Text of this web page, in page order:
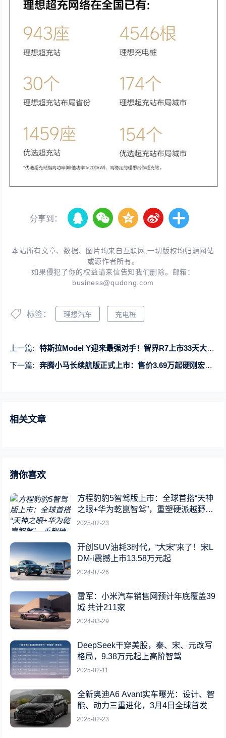
分享到：
本站所有文章、数据、图片均来自互联网,一切版权均归源网站
或源作者所有。
如果侵犯了你的权益请来信告知我们删除。邮箱：
business@qudong.com
标签： 理想汽车 充电桩
上一篇:
特斯拉Model Y迎来最强对手！智界R7上市33天大定超3万台
下一篇:
奔腾小马长续航版正式上市：售价3.69万起硬刚宏光MINI
相关文章
猜你喜欢
方程豹豹5智驾版上市：全球首搭“天神
之眼+华为乾崑智驾”，重塑硬派越野新
标杆
2025-02-23
开创SUV油耗3时代，“大宋”来了！宋L
DM-i震撼上市13.58万元起
2024-07-26
雷军：小米汽车销售网预计年底覆盖39
城 共计211家
2024-03-29
DeepSeek干穿美股，秦、宋、元改写
格局，9.38万元起上高阶智驾
2025-02-11
全新奥迪A6 Avant实车曝光：设计、智
能、动力三重进化，3月4日全球首发
2025-02-23